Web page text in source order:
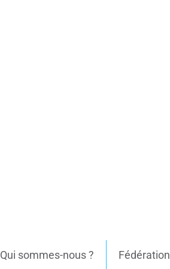
Qui sommes-nous ? Fédération